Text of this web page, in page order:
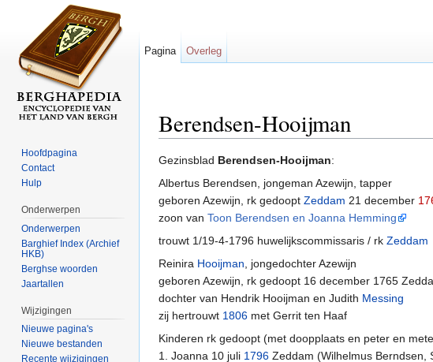
Berendsen-Hooijman
Gezinsblad Berendsen-Hooijman:
Albertus Berendsen, jongeman Azewijn, tapper
geboren Azewijn, rk gedoopt Zeddam 21 december
zoon van Toon Berendsen en Joanna Hemming
trouwt 1/19-4-1796 huwelijkscommissaris / rk Zeddam
Reinira Hooijman, jongedochter Azewijn
geboren Azewijn, rk gedoopt 16 december 1765
dochter van Hendrik Hooijman en Judith Messing
zij hertrouwt 1806 met Gerrit ten Haaf
Kinderen rk gedoopt (met doopplaats en peter en
1. Joanna 10 juli 1796 Zeddam (Wilhelmus Berndsen,
Pagina Overleg
Hoofdpagina
Contact
Hulp
Onderwerpen
Onderwerpen
Barghief Index (Archief
HKB)
Berghse woorden
Jaartallen
Wijzigingen
Nieuwe pagina's
Nieuwe bestanden
Recente wijzigingen